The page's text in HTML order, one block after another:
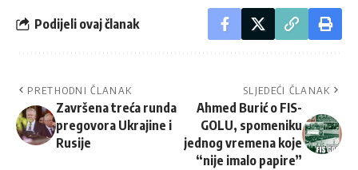
Podijeli ovaj članak
PRETHODNI ČLANAK
Završena treća runda
pregovora Ukrajine i
Rusije
SLJEDEĆI ČLANAK
Ahmed Burić o FIS-
GOLU, spomeniku
jednog vremena koje
“nije imalo papire”